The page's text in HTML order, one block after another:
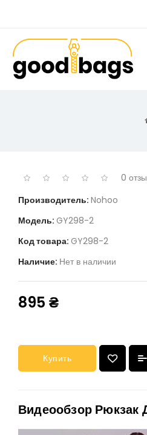
0
Производитель: Nohoo
Модель: GY298-2
Код товара: GY298-2
Наличие: Нет в наличии
895 ₴
Купить
Видеообзор Рюкзак